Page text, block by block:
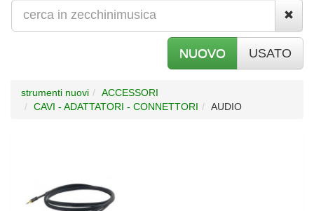
NUOVO USATO
strumenti nuovi
ACCESSORI
CAVI - ADATTATORI - CONNETTORI
AUDIO